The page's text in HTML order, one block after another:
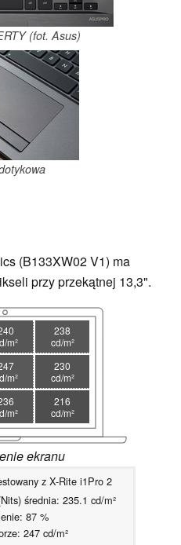
(fot. Asus)
(B133XW02 V1) ma
przy przekątnej 13,3".
m²
238
cd/m²
m²
230
cd/m²
m²
216
cd/m²
ekranu
z X-Rite i1Pro 2
średnia: 235.1 cd/m²
87 %
247 cd/m²